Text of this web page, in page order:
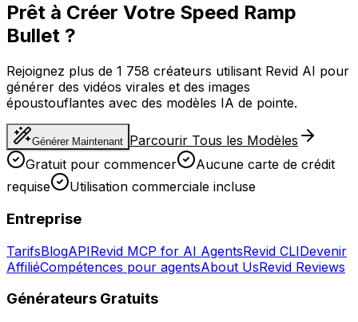
Prêt à Créer Votre Speed Ramp
Bullet ?
Rejoignez plus de 1 758 créateurs utilisant Revid AI pour
générer des vidéos virales et des images
époustouflantes avec des modèles IA de pointe.
Générer Maintenant Parcourir Tous les Modèles
Gratuit pour commencer
Aucune carte de crédit
requise
Utilisation commerciale incluse
Entreprise
TarifsBlogAPIRevid MCP for AI AgentsRevid CLIDevenir
AffiliéCompétences pour agentsAbout UsRevid Reviews
Générateurs Gratuits